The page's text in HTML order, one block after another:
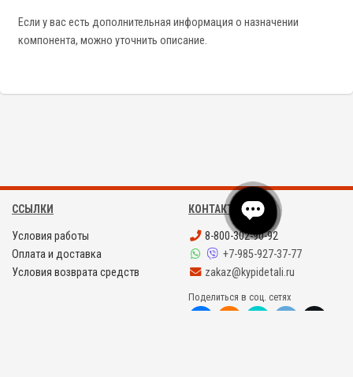
Если у вас есть дополнительная информация о назначении
компонента, можно уточнить описание.
ССЫЛКИ
Условия работы
Оплата и доставка
Условия возврата средств
КОНТАКТЫ
8-800-302-90-92
+7-985-927-37-77
zakaz@kypidetali.ru
Поделиться в соц. сетях